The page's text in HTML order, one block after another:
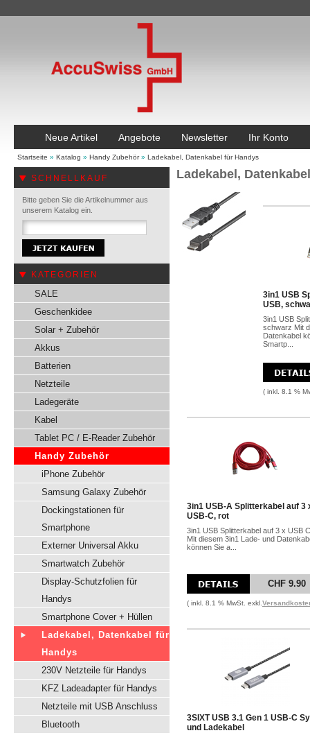
Neue Artikel Angebote Newsletter Ihr Konto
Startseite » Katalog » Handy Zubehör» Ladekabel, Datenkabel für Handys
SCHNELLKAUF
Bitte geben Sie die Artikelnummer aus
unserem Katalog ein.
KATEGORIEN
SALE
Geschenkidee
Solar + Zubehör
Akkus
Batterien
Netzteile
Ladegeräte
Kabel
Tablet PC / E-Reader Zubehör
Handy Zubehör
iPhone Zubehör
Samsung Galaxy Zubehör
Dockingstationen für
Smartphone
Externer Universal Akku
Smartwatch Zubehör
Display-Schutzfolien für
Handys
Smartphone Cover + Hüllen
Ladekabel, Datenkabel für
Handys
230V Netzteile für Handys
KFZ Ladeadapter für Handys
Netzteile mit USB Anschluss
Bluetooth
Ladekabel,
3in1 USB
USB,
3in1 USB
schwarz Mit
Datenkabel
Smartp...
( inkl. 8.1 %
3in1 USB-A Splitterkabel auf 3
USB-C, rot
3in1 USB Splitterkabel auf 3 x USB
Mit diesem 3in1 Lade- und
können Sie a...
CHF 9.90
( inkl. 8.1 % MwSt. exkl.
3SIXT USB 3.1 Gen 1 USB-C
und Ladekabel